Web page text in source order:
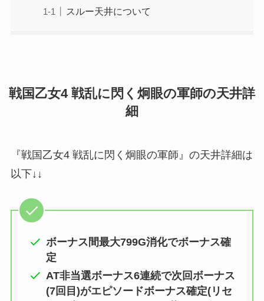
スルー天井について
戦国乙女4 戦乱に閃く炯眼の軍師の天井詳
細
『戦国乙女4 戦乱に閃く炯眼の軍師』の天井詳細は
以下↓↓
ボーナス間最大799G消化でボーナス確
定
AT非当選ボーナス6連続で次回ボーナス
(7回目)がエピソードボーナス確定(リセ